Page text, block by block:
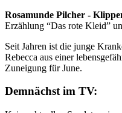
Rosamunde Pilcher -
Erzählung “Das rote Kleid”
Seit Jahren ist die junge
Rebecca aus einer
Zuneigung für June.
Demnächst im TV: